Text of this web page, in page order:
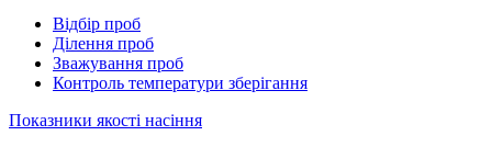
Відбір проб
Ділення проб
Зважування проб
Контроль температури зберігання
Показники якості насіння